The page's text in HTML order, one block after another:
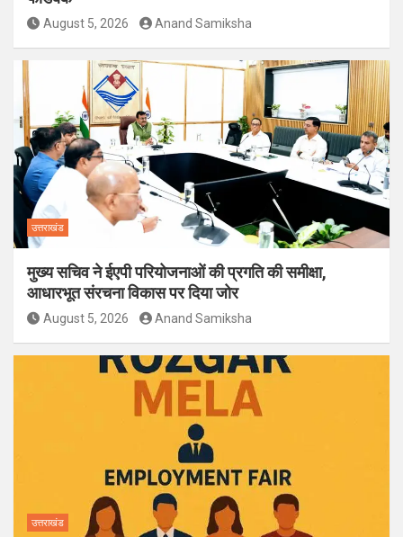
August 5, 2026 Anand Samiksha
उत्तराखंड
मुख्य सचिव ने ईएपी परियोजनाओं की प्रगति की समीक्षा,
आधारभूत संरचना विकास पर दिया जोर
August 5, 2026 Anand Samiksha
उत्तराखंड